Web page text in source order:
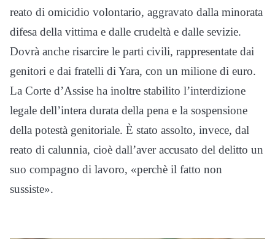
reato di omicidio volontario, aggravato dalla minorata
difesa della vittima e dalle crudeltà e dalle sevizie.
Dovrà anche risarcire le parti civili, rappresentate dai
genitori e dai fratelli di Yara, con un milione di euro.
La Corte d’Assise ha inoltre stabilito l’interdizione
legale dell’intera durata della pena e la sospensione
della potestà genitoriale. È stato assolto, invece, dal
reato di calunnia, cioè dall’aver accusato del delitto un
suo compagno di lavoro, «perchè il fatto non
sussiste».